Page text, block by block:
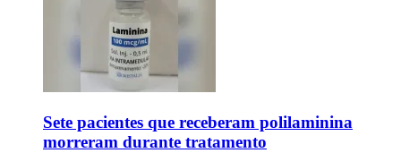
Sete pacientes que receberam polilaminina
morreram durante tratamento